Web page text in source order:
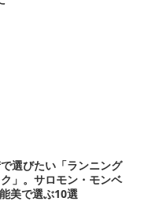
選びたい「ランニング
」。サロモン・モンベ
美で選ぶ10選